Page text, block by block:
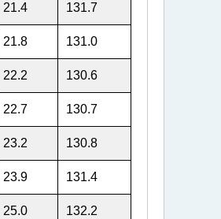
21.4 131.7
21.8 131.0
22.2 130.6
22.7 130.7
23.2 130.8
23.9 131.4
25.0 132.2